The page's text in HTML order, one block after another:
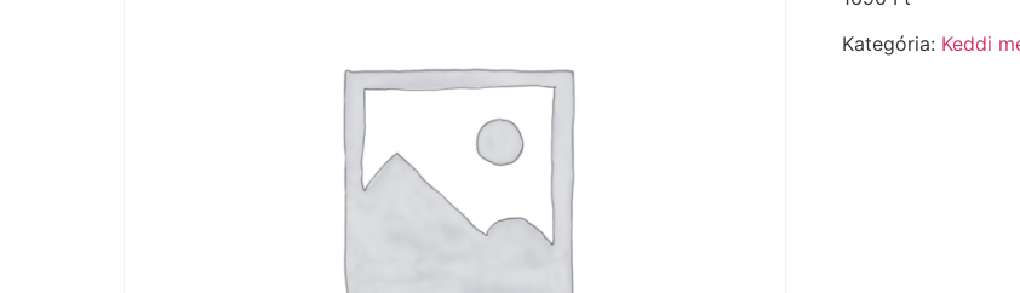
Kategória: Keddi